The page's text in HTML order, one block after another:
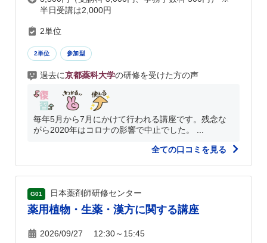
半日受講は2,000円
2単位
2単位 参加型
過去に京都薬科大学の研修を受けた方の声
毎年5月から7月にかけて行われる講座です。残念な
がら2020年はコロナの影響で中止でした。 ...
全ての口コミを見る
G01 日本薬剤師研修センター
薬用植物・生薬・漢方に関する講座
2026/09/27 12:30～15:45